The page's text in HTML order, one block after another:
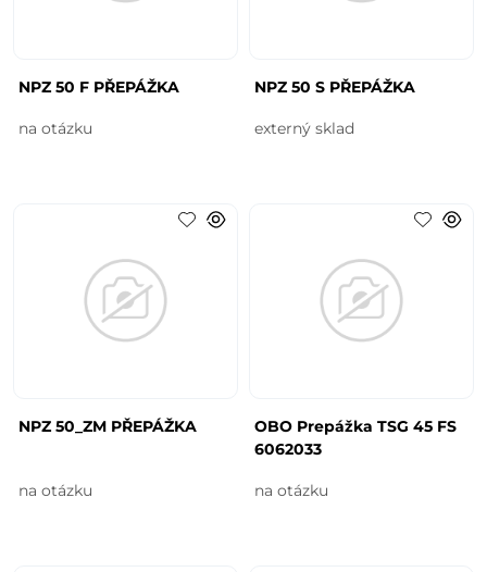
NPZ 50 F PŘEPÁŽKA
na otázku
NPZ 50 S PŘEPÁŽKA
externý sklad
NPZ 50_ZM PŘEPÁŽKA
na otázku
OBO Prepážka TSG 45 FS
6062033
na otázku